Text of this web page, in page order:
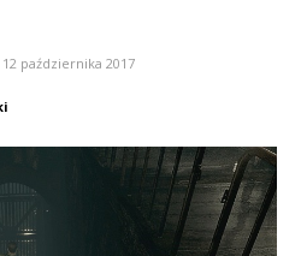
12 października 2017